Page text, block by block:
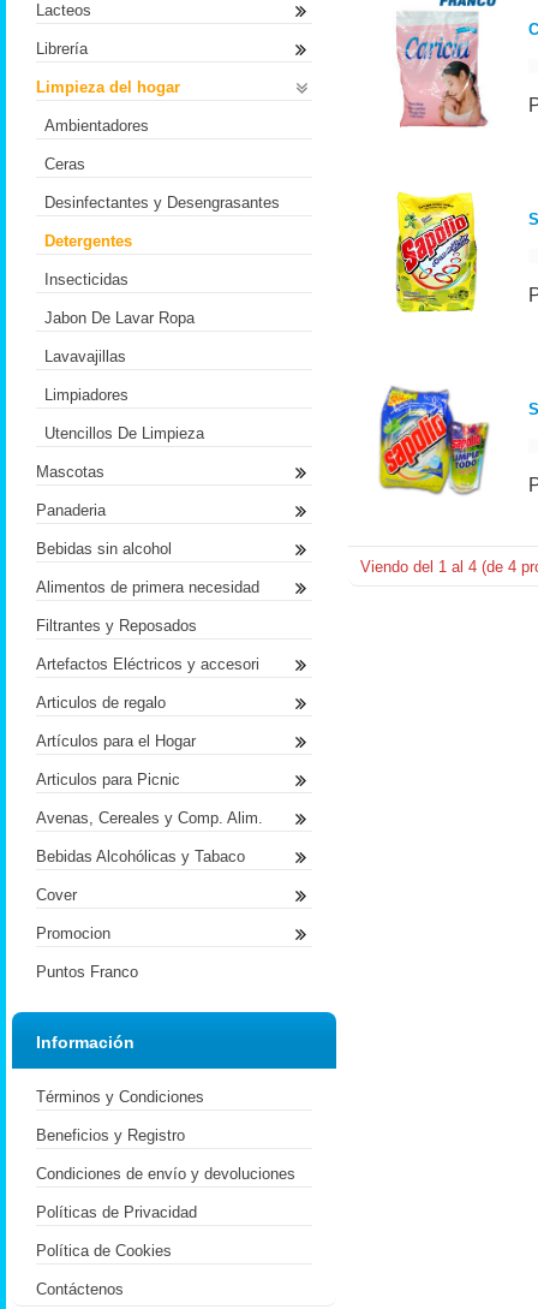
Viendo del 1 al 4 (de 4
Lacteos
Librería
Limpieza del hogar
Ambientadores
Ceras
Desinfectantes y Desengrasantes
Detergentes
Insecticidas
Jabon De Lavar Ropa
Lavavajillas
Limpiadores
Utencillos De Limpieza
Mascotas
Panaderia
Bebidas sin alcohol
Alimentos de primera necesidad
Filtrantes y Reposados
Artefactos Eléctricos y accesori
Articulos de regalo
Artículos para el Hogar
Articulos para Picnic
Avenas, Cereales y Comp. Alim.
Bebidas Alcohólicas y Tabaco
Cover
Promocion
Puntos Franco
Información
Términos y Condiciones
Beneficios y Registro
Condiciones de envío y devoluciones
Políticas de Privacidad
Política de Cookies
Contáctenos